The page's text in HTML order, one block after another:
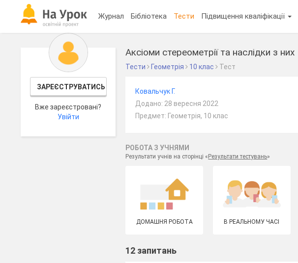
Журнал Бібліотека Тести Підвищення кваліфікації
ЗАРЕЄСТРУВАТИСЬ
Вже зареєстровані?
Увійти
Аксіоми стереометрії та наслідки з них
Тести Геометрія 10 клас Тест
Ковальчук Г.
Додано: 28 вересня 2022
Предмет: Геометрія, 10 клас
РОБОТА З УЧНЯМИ
Результати учнів на сторінці « Результати тестувань»
ДОМАШНЯ РОБОТА В РЕАЛЬНОМУ ЧАСІ
12 запитань